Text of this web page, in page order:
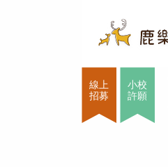
童心時光
小校
許願